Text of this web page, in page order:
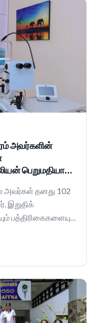
அவர்களின்
பெறுமதியான
அவர்கள் தனது 102
இறுதிக்
பத்திரிகைகளையும்